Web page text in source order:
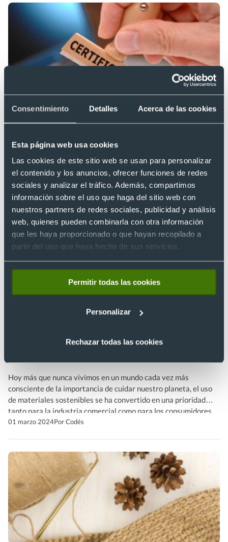
Consentimiento Detalles Acerca de las cookies
Esta página web usa cookies
Las cookies de este sitio web se usan para personalizar
el contenido y los anuncios, ofrecer funciones de redes
sociales y analizar el tráfico. Además, compartimos
información sobre el uso que haga del sitio web con
nuestros partners de redes sociales, publicidad y análisis
web, quienes pueden combinarla con otra información
que les haya proporcionado o que hayan recopilado a
partir del uso que haya hecho de sus servicios.
Permitir todas las cookies
Personalizar
Rechazar todas las cookies
El certificado RoHS, el estándar eco
en regalos publicitarios de calidad
Imagina regalar productos promocionales que no solo sean de
excelente calidad, sino también respetuosos con el planeta.
Esto es posible gracias al certificado RoHS, que prohíbe el uso
de determinadas sustancias tóxicas. Esto asegura una mayo
protección al medio ambiente y a quienes los utilizan. La
certificación RoHS va más allá de las regulaciones legales, es
[…]
08 marzo 2024Por Codés
Qué es la fibra de bambú y qué
aporta al merchandising ecológico
Hoy más que nunca vivimos en un mundo cada vez más
consciente de la importancia de cuidar nuestro planeta, el uso
de materiales sostenibles se ha convertido en una prioridad
tanto para la industria comercial como para los consumidores,
también en el campo de los regalos ecológicos personalizados,
01 marzo 2024Por Codés